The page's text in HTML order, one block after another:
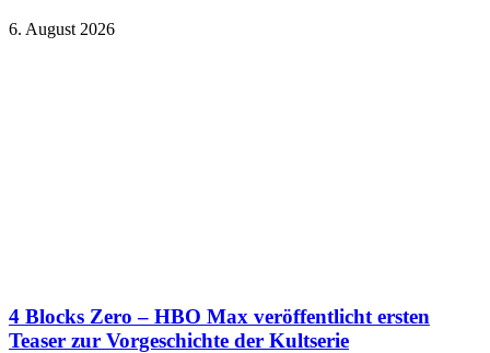
6. August 2026
4 Blocks Zero – HBO Max veröffentlicht ersten
Teaser zur Vorgeschichte der Kultserie